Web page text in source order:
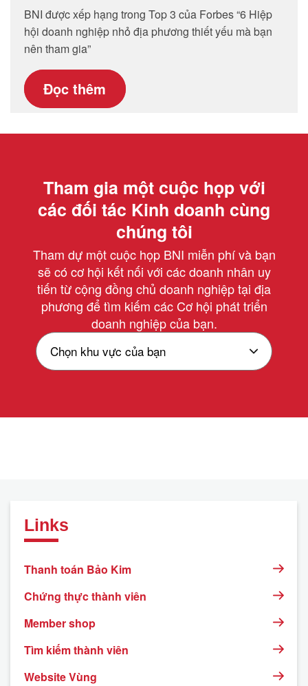
BNI được xếp hạng trong Top 3 của Forbes “6 Hiệp
hội doanh nghiệp nhỏ địa phương thiết yếu mà bạn
nên tham gia”
Đọc thêm
Tham gia một cuộc họp với
các đối tác Kinh doanh cùng
chúng tôi
Tham dự một cuộc họp BNI miễn phí và bạn
sẽ có cơ hội kết nối với các doanh nhân uy
tiến từ cộng đồng chủ doanh nghiệp tại địa
phương để tìm kiếm các Cơ hội phát triển
doanh nghiệp của bạn.
Links
Thanh toán Bảo Kim
Chứng thực thành viên
Member shop
Tìm kiếm thành viên
Website Vùng